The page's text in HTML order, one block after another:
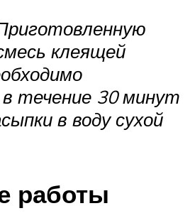
клеящей
течение 30 минут
в воду сухой
работы